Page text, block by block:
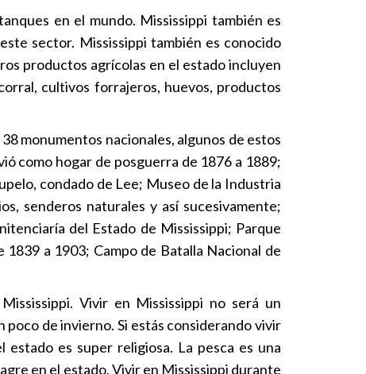
en el mundo. Mississippi también es
sector. Mississippi también es conocido
productos agrícolas en el estado incluyen
cultivos forrajeros, huevos, productos
monumentos nacionales, algunos de estos
como hogar de posguerra de 1876 a 1889;
condado de Lee; Museo de la Industria
senderos naturales y así sucesivamente;
del Estado de Mississippi; Parque
a 1903; Campo de Batalla Nacional de
Vivir en Mississippi no será un
de invierno. Si estás considerando vivir
es super religiosa. La pesca es una
en el estado. Vivir en Mississippi durante